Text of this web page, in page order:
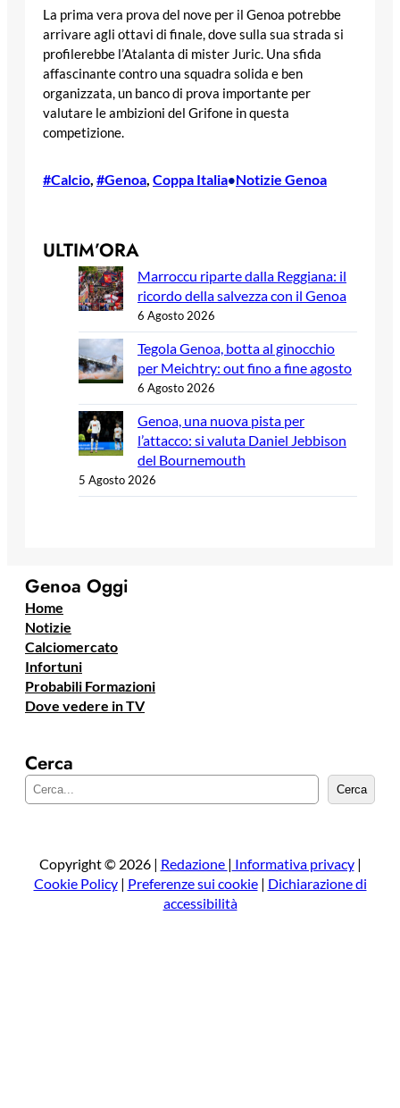
La prima vera prova del nove per il Genoa potrebbe
arrivare agli ottavi di finale, dove sulla sua strada si
profilerebbe l’Atalanta di mister Juric. Una sfida
affascinante contro una squadra solida e ben
organizzata, un banco di prova importante per
valutare le ambizioni del Grifone in questa
competizione.
#Calcio #Genoa Coppa Italia•Notizie Genoa
ULTIM’ORA
Marroccu riparte dalla Reggiana: il
ricordo della salvezza con il Genoa
6 Agosto 2026
Tegola Genoa, botta al ginocchio
per Meichtry: out fino a fine agosto
6 Agosto 2026
Genoa, una nuova pista per
l’attacco: si valuta Daniel Jebbison
del Bournemouth
5 Agosto 2026
Genoa Oggi
Home
Notizie
Calciomercato
Infortuni
Probabili Formazioni
Dove vedere in TV
Cerca
e
a
Cerca
Copyright © 2026 | Redazione | Informativa privacy|
Cookie Policy| Preferenze sui cookie| Dichiarazione di
accessibilità